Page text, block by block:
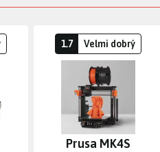
1.7 Velmi dobrý
Prusa MK4S